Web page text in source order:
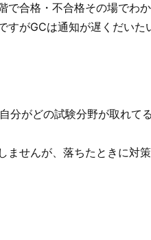
で合格・不合格その場でわか
すがGCは通知が遅くだいた
分がどの試験分野が取れて
ませんが、落ちたときに対